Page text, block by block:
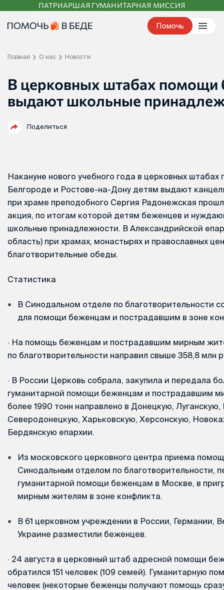
контенту
ПАТРИАРШАЯ ГУМАНИТАРНАЯ МИССИЯ
Помочь
Главная О нас Новости
В церковных штабах помощи
выдают школьные
Поделиться
Накануне нового учебного года в церковных
Белгороде и Ростове-на-Дону детям выдают
при храме преподобного Сергия Радонежская
акция, по итогам которой детям беженцев и
школьные принадлежности. В Александрийской
область) при храмах, монастырях и православных
благотворительные обеды.
Статистика
В Синодальном отделе по благотворительности
для помощи беженцам и пострадавшим в зоне
· На помощь беженцам и пострадавшим мирным
по благотворительности направил свыше 358,8 млн
· В России Церковь собрала, закупила и передала
гуманитарной помощи беженцам и пострадавшим
более 1990 тонн направлено в Донецкую, Луганскую,
Северодонецкую, Харьковскую, Херсонскую,
Бердянскую епархии.
Из московского церковного центра приема
Синодальным отделом по благотворительности,
гуманитарной помощи беженцам в Москве, в
мирным жителям в зоне конфликта.
В 61 церковном учреждении в России, Германии,
Украине разместили беженцев.
· 24 августа в церковный штаб адресной помощи
обратился 151 человек (109 семей). Гуманитарную
человек (некоторые беженцы получают помощь